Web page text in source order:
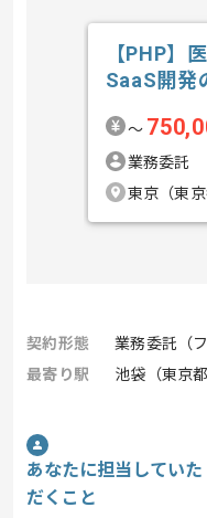
【PHP】
SaaS開発
〜
業務委託
東京（東京
契約形態
業務委託（
最寄り駅
池袋（東京
あなたに担当していた
だくこと